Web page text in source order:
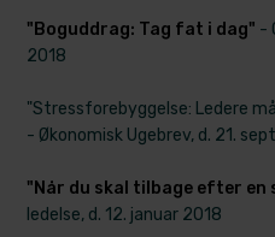
"Boguddrag: Tag fat i dag" -
2018
"Stressforebyggelse: Led​ere
- Økonomisk Ugebrev, d. 21.
"Når du skal tilbage efter en
ledelse, d. 12. januar 2018